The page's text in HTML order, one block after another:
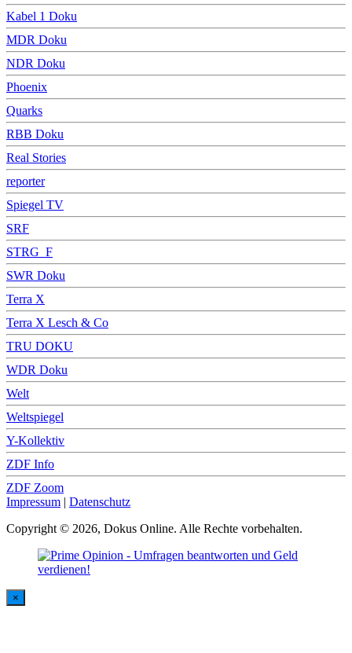
Kabel 1 Doku
MDR Doku
NDR Doku
Phoenix
Quarks
RBB Doku
Real Stories
reporter
Spiegel TV
SRF
STRG_F
SWR Doku
Terra X
Terra X Lesch & Co
TRU DOKU
WDR Doku
Welt
Weltspiegel
Y-Kollektiv
ZDF Info
ZDF Zoom
Impressum | Datenschutz
Copyright © 2026, Dokus Online. Alle Rechte vorbehalten.
×